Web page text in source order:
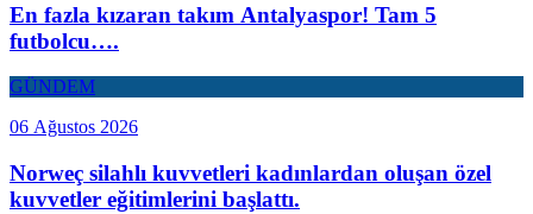
En fazla kızaran takım Antalyaspor! Tam 5
futbolcu….
GÜNDEM
06 Ağustos 2026
Norweç silahlı kuvvetleri kadınlardan oluşan özel
kuvvetler eğitimlerini başlattı.